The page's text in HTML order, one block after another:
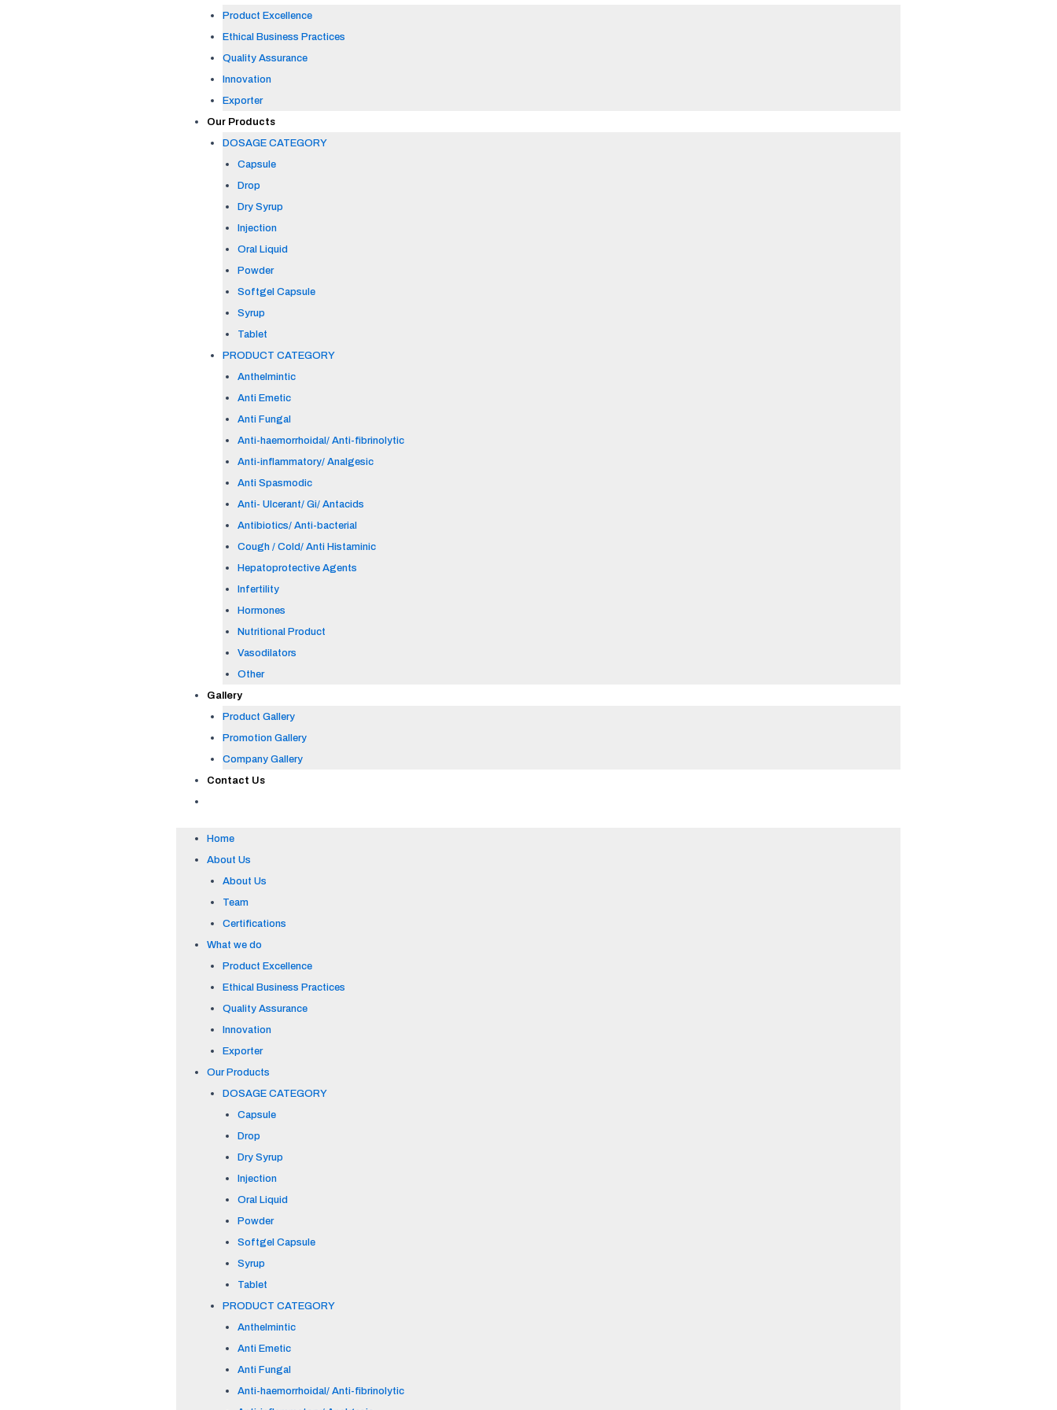
Product Excellence
Ethical Business Practices
Quality Assurance
Innovation
Exporter
Our Products
DOSAGE CATEGORY
Capsule
Drop
Dry Syrup
Injection
Oral Liquid
Powder
Softgel Capsule
Syrup
Tablet
PRODUCT CATEGORY
Anthelmintic
Anti Emetic
Anti Fungal
Anti-haemorrhoidal/ Anti-fibrinolytic
Anti-inflammatory/ Analgesic
Anti Spasmodic
Anti- Ulcerant/ Gi/ Antacids
Antibiotics/ Anti-bacterial
Cough / Cold/ Anti Histaminic
Hepatoprotective Agents
Infertility
Hormones
Nutritional Product
Vasodilators
Other
Gallery
Product Gallery
Promotion Gallery
Company Gallery
Contact Us
Home
About Us
About Us
Team
Certifications
What we do
Product Excellence
Ethical Business Practices
Quality Assurance
Innovation
Exporter
Our Products
DOSAGE CATEGORY
Capsule
Drop
Dry Syrup
Injection
Oral Liquid
Powder
Softgel Capsule
Syrup
Tablet
PRODUCT CATEGORY
Anthelmintic
Anti Emetic
Anti Fungal
Anti-haemorrhoidal/ Anti-fibrinolytic